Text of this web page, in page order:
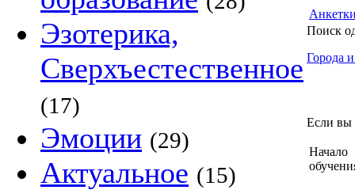
Эзотерика,
Сверхъестественное
(17)
Эмоции (29)
Актуальное (15)
Поиск
Города
Если вы
Начало